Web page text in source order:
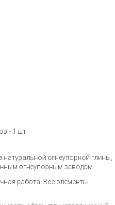
- 1 шт
натуральной огнеупорной глины,
огнеупорным заводом.
работа. Все элементы